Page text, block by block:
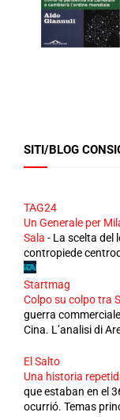
SITI/BLOG
TAG24
Un Generale per
Sala - La scelta del
contropiede
Startmag
Colpo su colpo tra
guerra
Cina. L’analisi di
El Salto
Una historia
que estaban en el
ocurrió. Temas